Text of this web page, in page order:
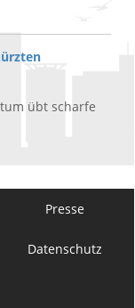
übt scharfe
Presse
Datenschutz